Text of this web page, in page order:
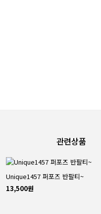
관련상품
Unique1457 퍼포즈 반팔티~
13,500원